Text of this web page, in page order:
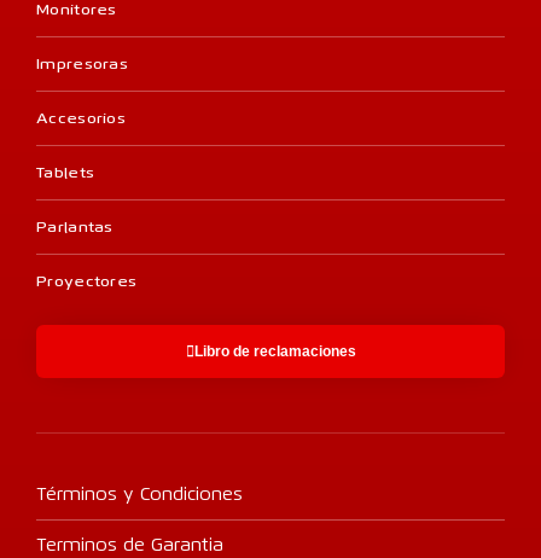
Monitores
Impresoras
Accesorios
Tablets
Parlantas
Proyectores
Libro de reclamaciones
Términos y Condiciones
Terminos de Garantia